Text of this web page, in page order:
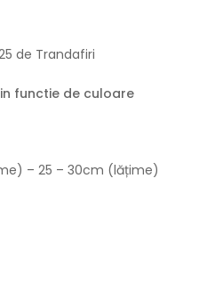
de Trandafiri
functie de culoare
– 25 – 30cm (lățime)